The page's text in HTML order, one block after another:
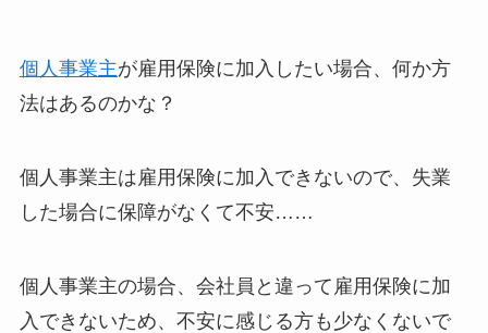
個人事業主が雇用保険に加入したい場合、何か方
法はあるのかな？
個人事業主は雇用保険に加入できないので、失業
した場合に保障がなくて不安……
個人事業主の場合、会社員と違って雇用保険に加
入できないため、不安に感じる方も少なくないで